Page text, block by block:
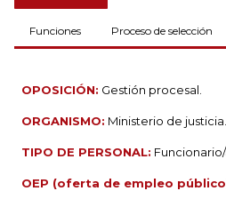
Funciones Proceso de selección
OPOSICIÓN: Gestión procesal.
ORGANISMO: Ministerio de justicia.
TIPO DE PERSONAL:
OEP (oferta de empleo